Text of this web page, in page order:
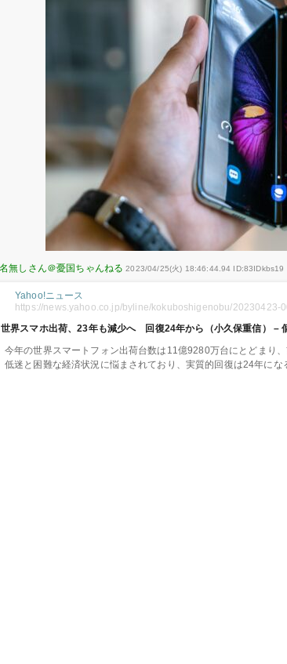
2023/04/25(火) 18:46:44.94 ID:83IDkbs19
Yahoo!ニュース
https://news.yahoo.co.jp/byline/kokuboshigenobu/20230423-
世界スマホ出荷、23年も減少へ 回復24年から（小久保重信） –
今年の世界スマートフォン出荷台数は11億9280万台にとどまり
低迷と困難な経済状況に悩まされており、実質的回復は24年にな